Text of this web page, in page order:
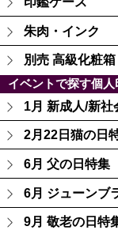
朱肉・インク
別売 高級化粧箱
イベントで探す個人
1月 新成人/新社
2月22日猫の日
6月 父の日特集
6月 ジューンブ
9月 敬老の日特